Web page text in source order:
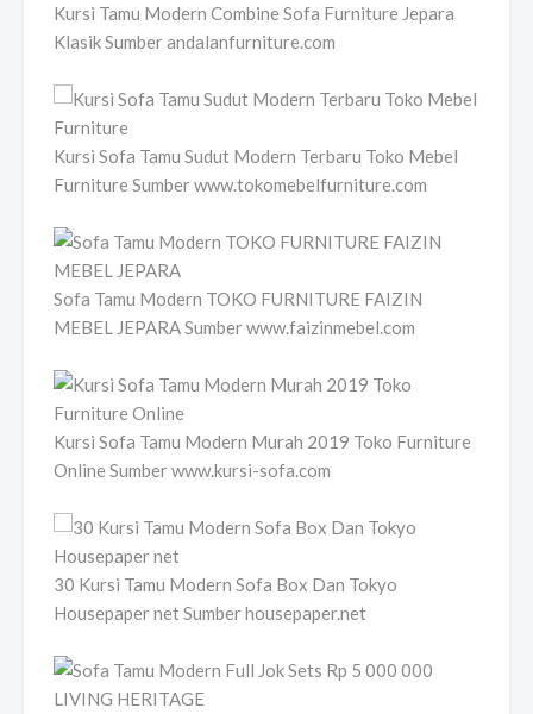
Kursi Tamu Modern Combine Sofa Furniture Jepara
Klasik Sumber andalanfurniture.com
Kursi Sofa Tamu Sudut Modern Terbaru Toko Mebel
Furniture Sumber www.tokomebelfurniture.com
Sofa Tamu Modern TOKO FURNITURE FAIZIN
MEBEL JEPARA Sumber www.faizinmebel.com
Kursi Sofa Tamu Modern Murah 2019 Toko Furniture
Online Sumber www.kursi-sofa.com
30 Kursi Tamu Modern Sofa Box Dan Tokyo
Housepaper net Sumber housepaper.net